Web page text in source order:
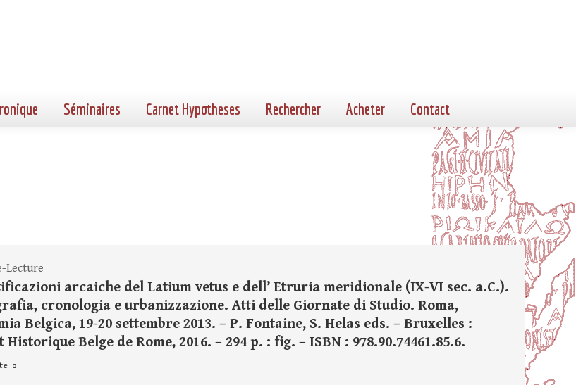
Séminaires Carnet Hypotheses Rechercher Acheter Contact
Lecture
arcaiche del Latium vetus e dell’ Etruria meridionale (IX-VI sec. a.C.).
cronologia e urbanizzazione. Atti delle Giornate di Studio. Roma,
Belgica, 19-20 settembre 2013. – P. Fontaine, S. Helas eds. – Bruxelles :
Belge de Rome, 2016. – 294 p. : fig. – ISBN : 978.90.74461.85.6.